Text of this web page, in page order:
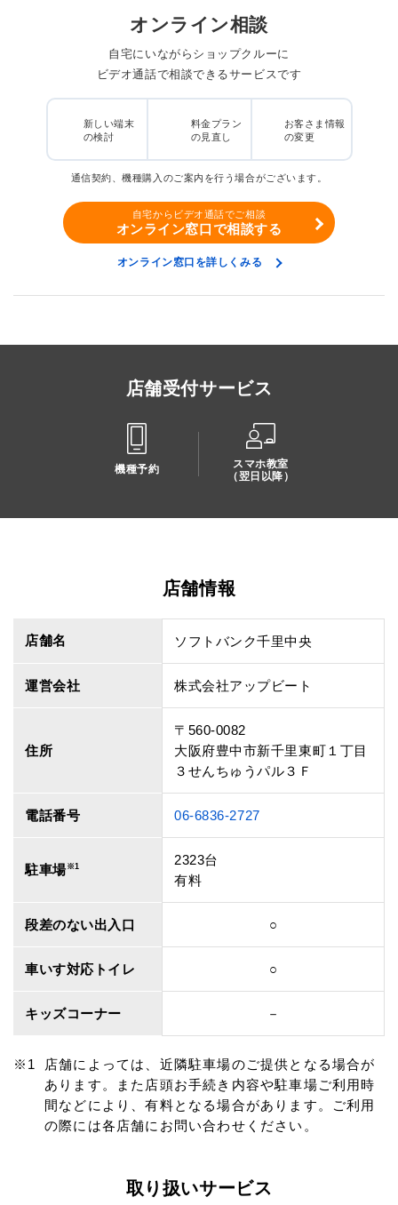
オンライン相談
自宅にいながらショップクルーに
ビデオ通話で相談できるサービスです
新しい端末
の検討
料金プラン
の見直し
お客さま情報
の変更
通信契約、機種購入のご案内を行う場合がございます。
自宅からビデオ通話でご相談
オンライン窓口で相談する
オンライン窓口を詳しくみる
店舗受付サービス
機種予約
スマホ教室
（翌日以降）
店舗情報
店舗名 ソフトバンク千里中央
運営会社 株式会社アップビート
住所
〒560-0082
大阪府豊中市新千里東町１丁目
３せんちゅうパル３Ｆ
電話番号 06-6836-2727
駐車場※1
2323台
有料
段差のない出入口 ○
車いす対応トイレ ○
キッズコーナー －
店舗によっては、近隣駐車場のご提供となる場合が
あります。また店頭お手続き内容や駐車場ご利用時
間などにより、有料となる場合があります。ご利用
の際には各店舗にお問い合わせください。
取り扱いサービス